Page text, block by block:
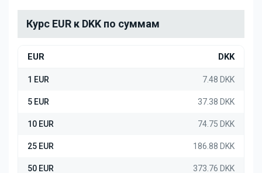
Курс EUR к DKK по суммам
EUR DKK
1 EUR 7.48 DKK
5 EUR 37.38 DKK
10 EUR 74.75 DKK
25 EUR 186.88 DKK
50 EUR 373.76 DKK